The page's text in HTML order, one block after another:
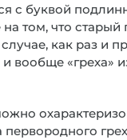
с буквой
том, что
как раз и
вообще «греха»